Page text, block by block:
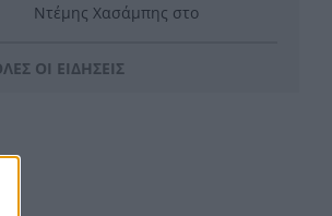
Ντέμης Χασάμπης στο
HELLENiQ ENERGY: Έως 25
ΟΙ ΕΙΔΗΣΕΙΣ